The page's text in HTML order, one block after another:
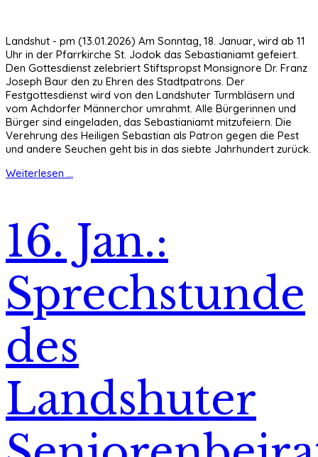
Landshut - pm (13.01.2026) Am Sonntag, 18. Januar, wird ab 11
Uhr in der Pfarrkirche St. Jodok das Sebastianiamt gefeiert.
Den Gottesdienst zelebriert Stiftspropst Monsignore Dr. Franz
Joseph Baur den zu Ehren des Stadtpatrons. Der
Festgottesdienst wird von den Landshuter Turmbläsern und
vom Achdorfer Männerchor umrahmt. Alle Bürgerinnen und
Bürger sind eingeladen, das Sebastianiamt mitzufeiern. Die
Verehrung des Heiligen Sebastian als Patron gegen die Pest
und andere Seuchen geht bis in das siebte Jahrhundert zurück.
Weiterlesen ...
16. Jan.:
Sprechstunde
des
Landshuter